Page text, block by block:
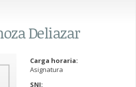
Deliazar
Carga horaria:
Asignatura
SNI: